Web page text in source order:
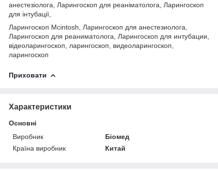
анестезіолога, Ларингоскоп для реаніматолога, Ларингоскоп
для інтубації,
Ларингоскоп Mcintosh, Ларингоскоп для анестезиолога,
Ларингоскоп для реаниматолога, Ларингоскоп для интубации,
відеоларингоскоп, ларингоскоп, видеоларингоскоп,
ларингоскоп
Приховати
Характеристики
Основні
Виробник
Біомед
Країна виробник
Китай